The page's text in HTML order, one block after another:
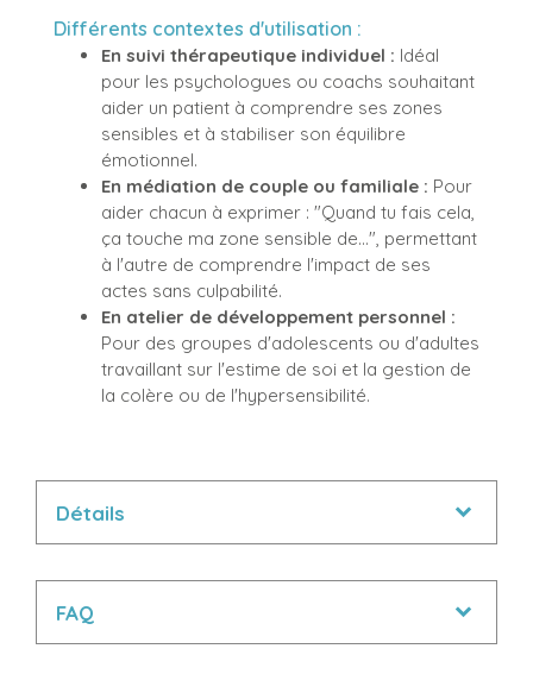
Différents contextes d'utilisation :
En suivi thérapeutique individuel : Idéal
pour les psychologues ou coachs souhaitant
aider un patient à comprendre ses zones
sensibles et à stabiliser son équilibre
émotionnel.
En médiation de couple ou familiale : Pour
aider chacun à exprimer : "Quand tu fais cela,
ça touche ma zone sensible de...", permettant
à l'autre de comprendre l'impact de ses
actes sans culpabilité.
En atelier de développement personnel :
Pour des groupes d'adolescents ou d'adultes
travaillant sur l'estime de soi et la gestion de
la colère ou de l'hypersensibilité.
Détails
FAQ